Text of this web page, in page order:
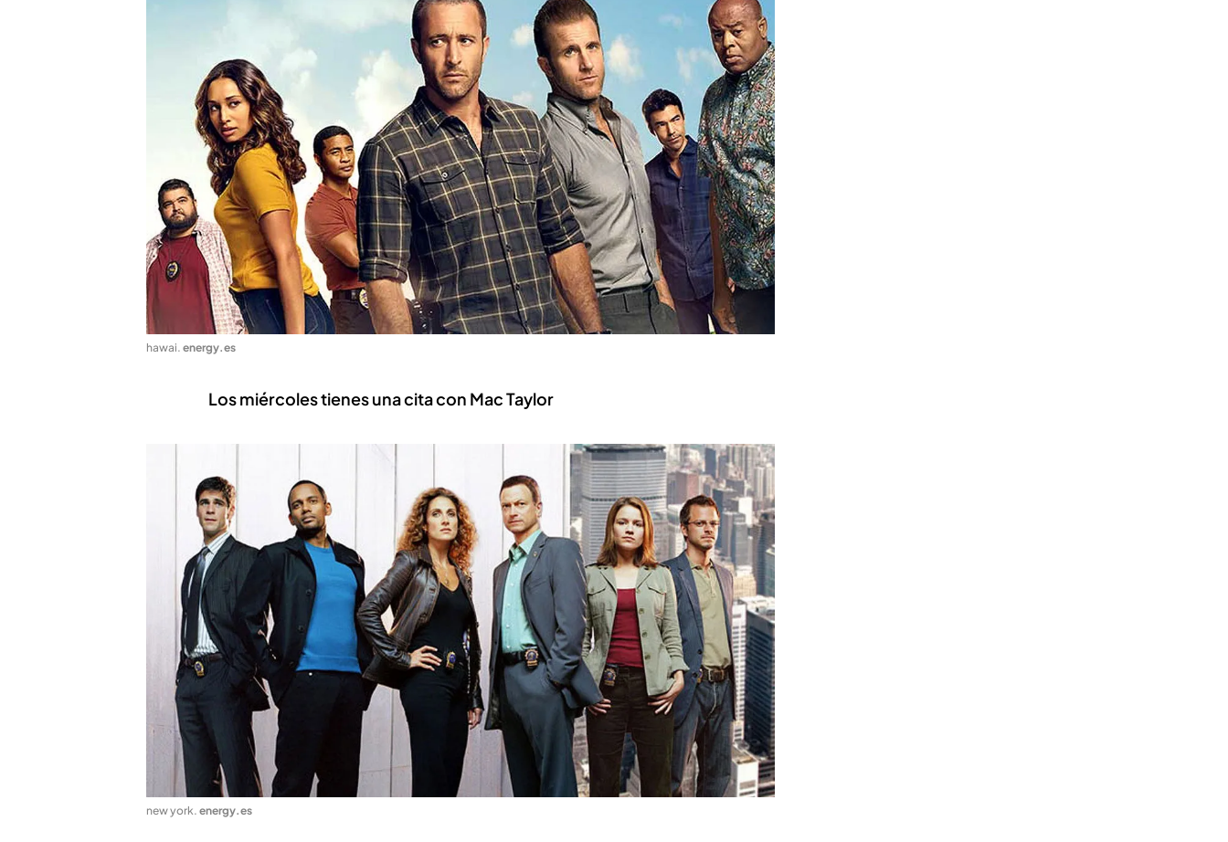
hawai. energy.es
Los miércoles tienes una cita con Mac Taylor
new york. energy.es